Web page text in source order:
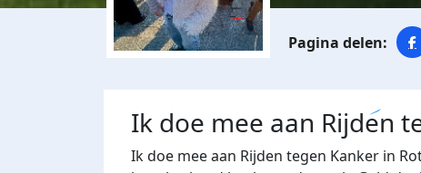
Ik doe mee aan Rijden
Ik doe mee aan Rijden tegen Kanker in